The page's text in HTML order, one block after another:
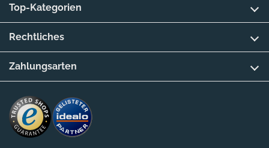
Top-Kategorien
Rechtliches
Zahlungsarten